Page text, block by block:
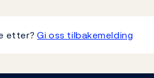
etter?Gi oss tilbakemelding